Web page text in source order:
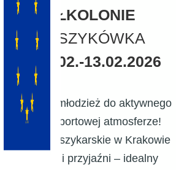
PÓŁKOLONIE
I KOSZYKÓWKA
-09.02.-13.02.2026
dzieci i młodzież do aktywnego
w sportowej atmosferze!
koszykarskie w Krakowie
zabawy i przyjaźni – idealny